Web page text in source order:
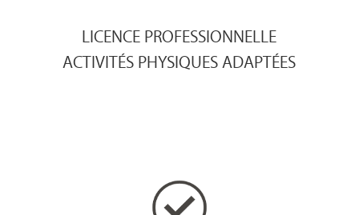
LICENCE PROFESSIONNELLE
ACTIVITÉS PHYSIQUES ADAPTÉES